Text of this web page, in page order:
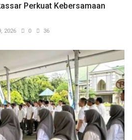
Perkuat Kebersamaan
2026 0 36